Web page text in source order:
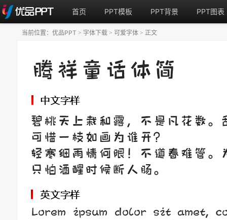
首页 PPT模板 PPT背景 PPT图表
当前位置： 优品PPT > 字体下载 > 可爱字体 > 正文